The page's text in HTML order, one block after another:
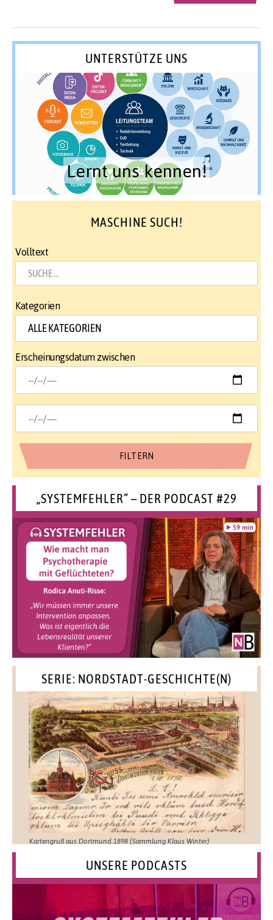
UNTERSTÜTZE UNS
Lernt uns kennen!
MASCHINE SUCH!
Volltext
Kategorien
Erscheinungsdatum zwischen
„SYSTEMFEHLER“ – DER PODCAST #29
SERIE: NORDSTADT-GESCHICHTE(N)
Kartengruß aus Dortmund 1898 (Sammlung Klaus Winter)
UNSERE PODCASTS